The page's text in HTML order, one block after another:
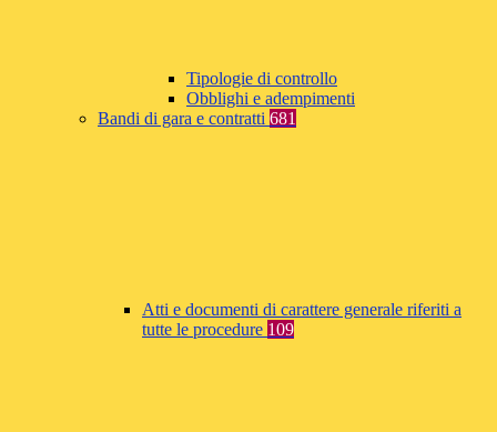
Tipologie di controllo
Obblighi e adempimenti
Bandi di gara e contratti 681
Atti e documenti di carattere generale riferiti a
tutte le procedure 109